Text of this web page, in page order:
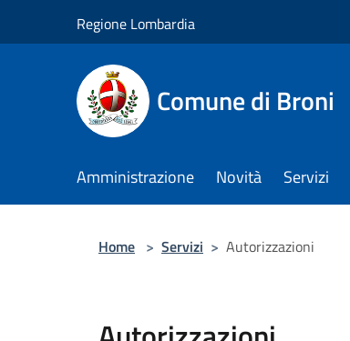
Regione Lombardia
Comune di Broni
Amministrazione Novità Servizi
Home > Servizi > Autorizzazioni